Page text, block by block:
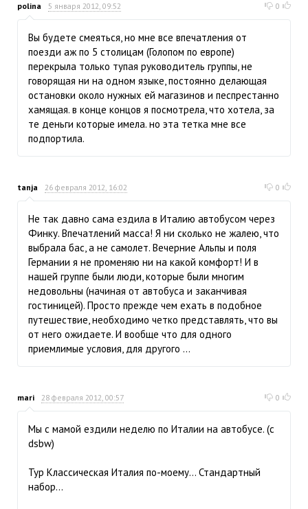
polina 5 января 2012, 09:52 0
Вы будете смеяться, но мне все впечатления от
поезди аж по 5 столицам (Голопом по европе)
перекрыла только тупая руководитель группы, не
говорящая ни на одном языке, постоянно делающая
остановки около нужных ей магазинов и песпрестанно
хамящая. в конце концов я посмотрела, что хотела, за
те деньги которые имела. но эта тетка мне все
подпортила.
tanja 26 февраля 2012, 16:02 0
Не так давно сама ездила в Италию автобусом через
Финку. Впечатлений масса! Я ни сколько не жалею, что
выбрала бас, а не самолет. Вечерние Альпы и поля
Германии я не променяю ни на какой комфорт! И в
нашей группе были люди, которые были многим
недовольны (начиная от автобуса и заканчивая
гостиницей). Просто прежде чем ехать в подобное
путешествие, необходимо четко представлять, что вы
от него ожидаете. И вообще что для одного
приемлимые условия, для другого ...
mari 28 февраля 2012, 00:57 0
Мы с мамой ездили неделю по Италии на автобусе. (с
dsbw)
Тур Классическая Италия по-моему... Стандартный
набор...